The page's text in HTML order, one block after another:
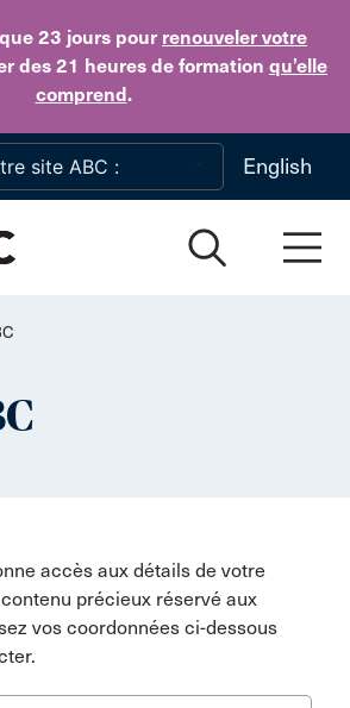
23 jours pour renouveler votre
des 21 heures de formation qu’elle
comprend.
Skip to main content
English
accès aux détails de votre
précieux réservé aux
vos coordonnées ci-dessous